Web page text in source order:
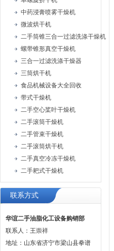
中药浸膏喷雾干燥机
微波烘干机
二手筒锥三合一过滤洗涤干燥机
螺带锥形真空干燥机
三合一过滤洗涤干燥器
三筒烘干机
食品机械设备大全回收
带式干燥机
二手空心桨叶干燥机
二手滚筒干燥机
二手管束干燥机
二手滚筒烘干机
二手真空冷冻干燥机
二手耙式干燥机
联系方式
华谊二手油脂化工设备购销部
联系人：王崇祥
地址：山东省济宁市梁山县拳谱